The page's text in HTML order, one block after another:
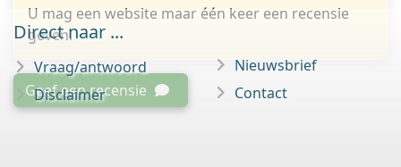
U mag een website maar één keer een recensie
geven.
Geef een recensie
Direct naar ...
Vraag/antwoord
Disclaimer
Nieuwsbrief
Contact